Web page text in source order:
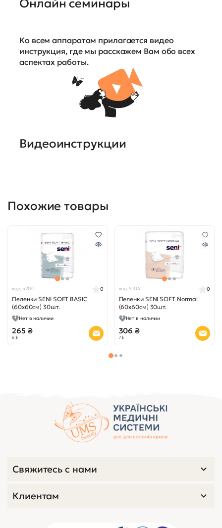
Онлайн семинары
Ко всем аппаратам прилагается видео
инструкция, где мы расскажем Вам обо всех
аспектах работы.
Видеоинструкции
Похожие товары
код 5200
Пеленки SENI SOFT BASIC
(60x60см) 30шт.
0
Нет в наличии
265 ₴
6 $
код 5104
Пеленки SENI SOFT Normal
(60x60см) 30шт.
0
Нет в наличии
306 ₴
7 $
Свяжитесь с нами
Клиентам